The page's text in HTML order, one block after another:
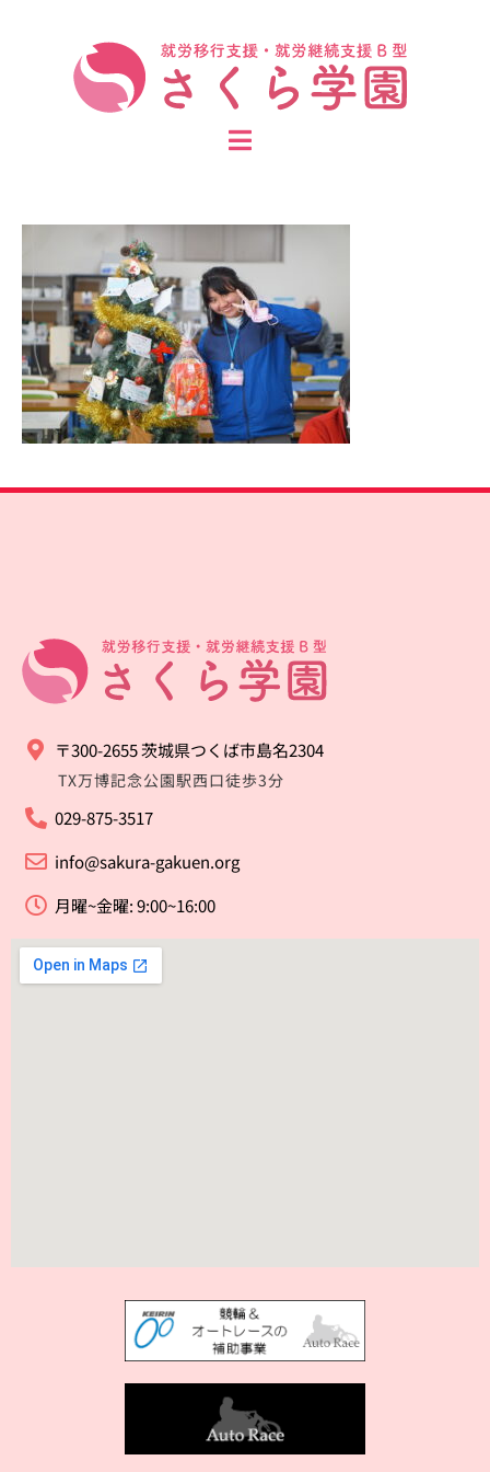
〒300-2655 茨城県つくば市島名2304
TX万博記念公園駅西口徒歩3分
029-875-3517
info@sakura-gakuen.org
月曜~金曜: 9:00~16:00